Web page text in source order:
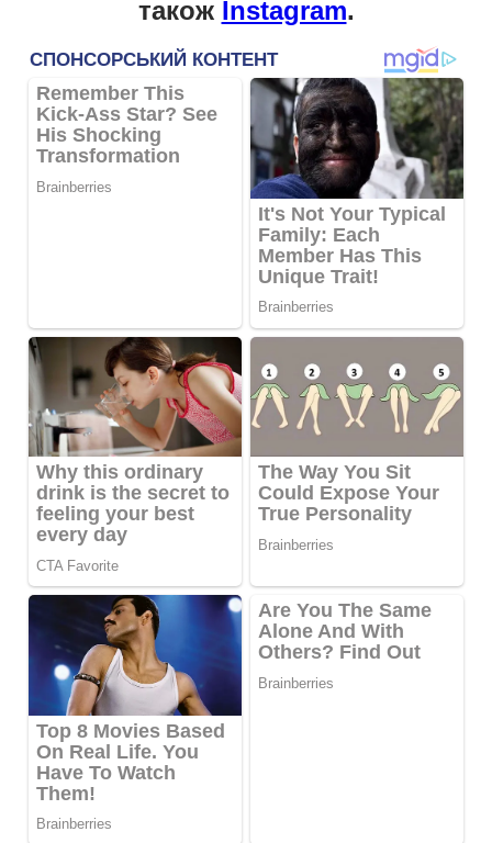
також Instagram.